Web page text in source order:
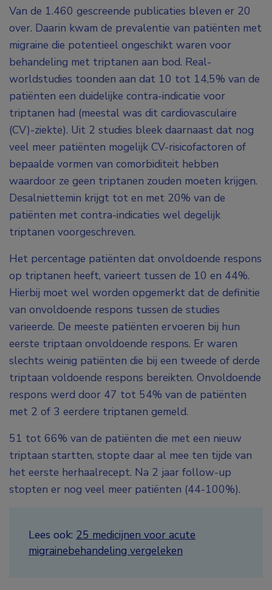
Van de 1.460 gescreende publicaties bleven er 20
over. Daarin kwam de prevalentie van patiënten met
migraine die potentieel ongeschikt waren voor
behandeling met triptanen aan bod. Real-
worldstudies toonden aan dat 10 tot 14,5% van de
patiënten een duidelijke contra-indicatie voor
triptanen had (meestal was dit cardiovasculaire
(CV)-ziekte). Uit 2 studies bleek daarnaast dat nog
veel meer patiënten mogelijk CV-risicofactoren of
bepaalde vormen van comorbiditeit hebben
waardoor ze geen triptanen zouden moeten krijgen.
Desalniettemin krijgt tot en met 20% van de
patiënten met contra-indicaties wel degelijk
triptanen voorgeschreven.
Het percentage patiënten dat onvoldoende respons
op triptanen heeft, varieert tussen de 10 en 44%.
Hierbij moet wel worden opgemerkt dat de definitie
van onvoldoende respons tussen de studies
varieerde. De meeste patiënten ervoeren bij hun
eerste triptaan onvoldoende respons. Er waren
slechts weinig patiënten die bij een tweede of derde
triptaan voldoende respons bereikten. Onvoldoende
respons werd door 47 tot 54% van de patiënten
met 2 of 3 eerdere triptanen gemeld.
51 tot 66% van de patiënten die met een nieuw
triptaan startten, stopte daar al mee ten tijde van
het eerste herhaalrecept. Na 2 jaar follow-up
stopten er nog veel meer patiënten (44-100%).
Lees ook: 25 medicijnen voor acute
migrainebehandeling vergeleken